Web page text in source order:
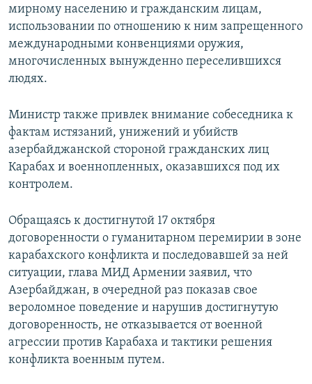
мирному населению и гражданским лицам,
использовании по отношению к ним запрещенного
международными конвенциями оружия,
многочисленных вынужденно переселившихся
людях.
Министр также привлек внимание собеседника к
фактам истязаний, унижений и убийств
азербайджанской стороной гражданских лиц
Карабах и военнопленных, оказавшихся под их
контролем.
Обращаясь к достигнутой 17 октября
договоренности о гуманитарном перемирии в зоне
карабахского конфликта и последовавшей за ней
ситуации, глава МИД Армении заявил, что
Азербайджан, в очередной раз показав свое
вероломное поведение и нарушив достигнутую
договоренность, не отказывается от военной
агрессии против Карабаха и тактики решения
конфликта военным путем.